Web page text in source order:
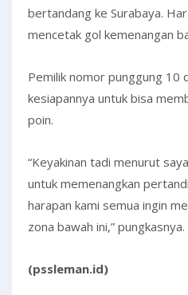
bertandang ke Surabaya.
mencetak gol kemenangan
Pemilik nomor punggung 10
kesiapannya untuk bisa
poin.
“Keyakinan tadi menurut
untuk memenangkan
harapan kami semua ingin
zona bawah ini,” pungkasnya.
(pssleman.id)